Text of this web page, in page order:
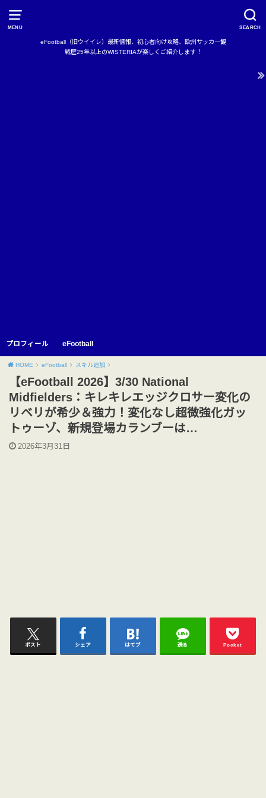
MENU SEARCH
eFootball（旧ウイイレ）最新情報、初心者向け攻略、欧州サッカー観
戦歴25年以上のWISTERIAが楽しくご紹介します！
プロフィール eFootball
HOME eFootball スキル追加
【eFootball 2026】3/30 National
Midfielders：キレキレエッジクロサー変化の
リベリが希少＆強力！変化なし超微強化ガッ
トゥーゾ、新規登場カランブーは…
2026年3月31日
ポスト シェア はてブ 送る Pocket